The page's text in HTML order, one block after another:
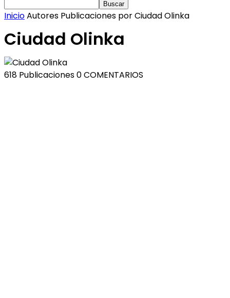
InicioAutores Publicaciones por Ciudad Olinka
Ciudad Olinka
618 Publicaciones0 COMENTARIOS